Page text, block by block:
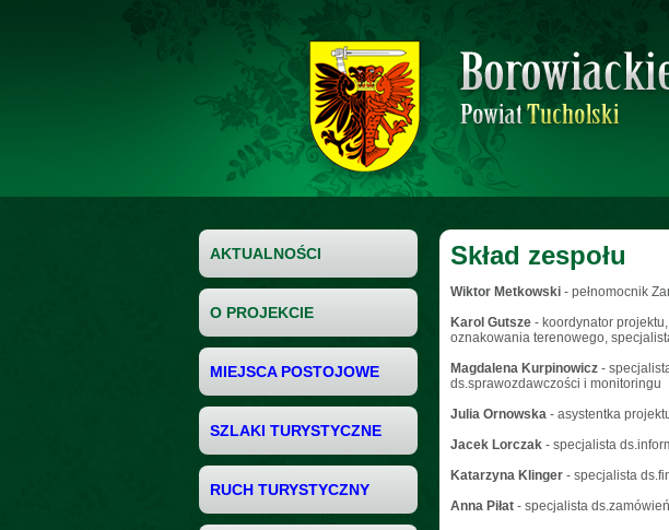
AKTUALNOŚCI
O PROJEKCIE
MIEJSCA POSTOJOWE
SZLAKI TURYSTYCZNE
RUCH TURYSTYCZNY
Skład zespołu
Wiktor Metkowski - pełnomocnik
Karol Gutsze - koordynator
oznakowania terenowego,
Magdalena Kurpinowicz -
ds.sprawozdawczości i monitoringu
Julia Ornowska - asystentka
Jacek Lorczak - specjalista
Katarzyna Klinger - specjalista
Anna Piłat - specjalista